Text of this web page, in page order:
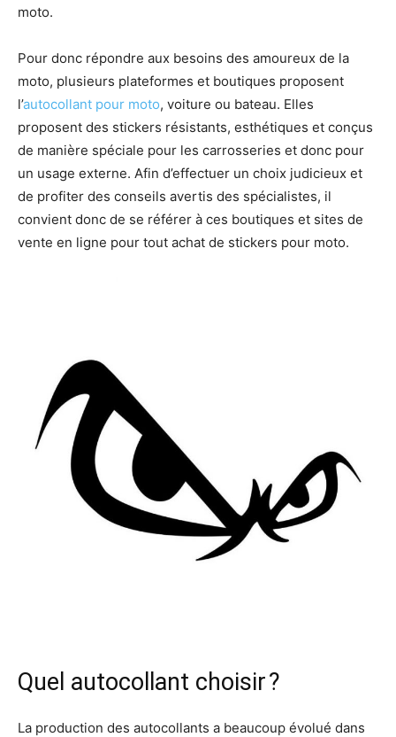
moto.
Pour donc répondre aux besoins des amoureux de la
moto, plusieurs plateformes et boutiques proposent
l’autocollant pour moto, voiture ou bateau. Elles
proposent des stickers résistants, esthétiques et conçus
de manière spéciale pour les carrosseries et donc pour
un usage externe. Afin d’effectuer un choix judicieux et
de profiter des conseils avertis des spécialistes, il
convient donc de se référer à ces boutiques et sites de
vente en ligne pour tout achat de stickers pour moto.
Quel autocollant choisir ?
La production des autocollants a beaucoup évolué dans